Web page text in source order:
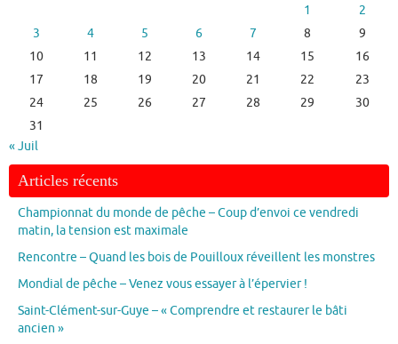
1
2
3
4 5 6 7 8
9
10
11 12 13 14 15
16
17
18 19 20 21 22
23
24
25 26 27 28 29
30
31
« Juil
Articles récents
Championnat du monde de pêche – Coup d’envoi ce vendredi
matin, la tension est maximale
Rencontre – Quand les bois de Pouilloux réveillent les monstres
Mondial de pêche – Venez vous essayer à l’épervier !
Saint-Clément-sur-Guye – « Comprendre et restaurer le bâti
ancien »